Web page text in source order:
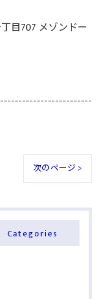
目707 メゾンドー
次のページ >
Categories